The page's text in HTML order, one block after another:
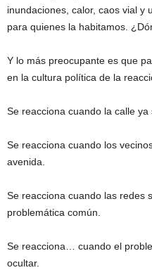
inundaciones, calor, caos vial y
para quienes la habitamos.
Y lo más preocupante es que
en la cultura política de la
Se reacciona cuando la calle ya
Se reacciona cuando los
avenida.
Se reacciona cuando las redes
problemática común.
Se reacciona… cuando el
ocultar.